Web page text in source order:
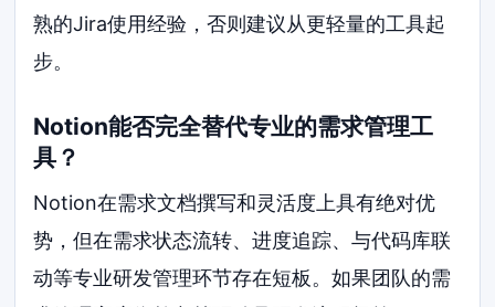
熟的Jira使用经验，否则建议从更轻量的工具起
步。
Notion能否完全替代专业的需求管理工
具？
Notion在需求文档撰写和灵活度上具有绝对优
势，但在需求状态流转、进度追踪、与代码库联
动等专业研发管理环节存在短板。如果团队的需